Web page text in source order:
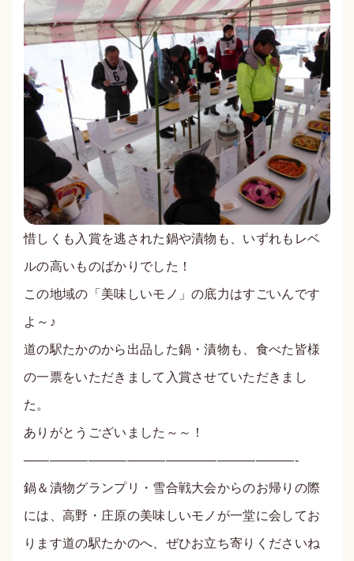
惜しくも入賞を逃された鍋や漬物も、いずれもレベ
ルの高いものばかりでした！
この地域の「美味しいモノ」の底力はすごいんです
よ～♪
道の駅たかのから出品した鍋・漬物も、食べた皆様
の一票をいただきまして入賞させていただきまし
た。
ありがとうございました～～！
—————————————————————-
鍋＆漬物グランプリ・雪合戦大会からのお帰りの際
には、高野・庄原の美味しいモノが一堂に会してお
ります道の駅たかのへ、ぜひお立ち寄りくださいね